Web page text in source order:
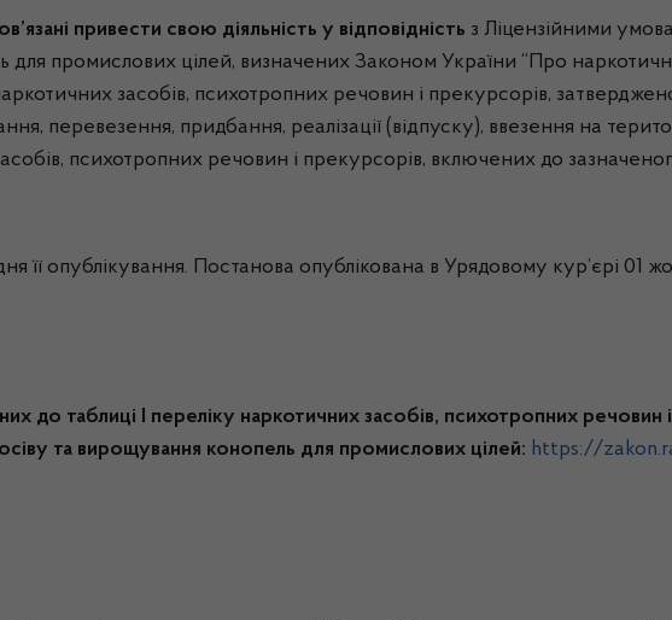
привести свою діяльність у відповідність з Ліцензійними
для промислових цілей, визначених Законом України “Про
засобів, психотропних речовин і прекурсорів,
перевезення, придбання, реалізації (відпуску), ввезення на
психотропних речовин і прекурсорів, включених до
її опублікування. Постанова опублікована в Урядовому кур’єрі 01
до таблиці I переліку наркотичних засобів, психотропних
та вирощування конопель для промислових цілей: https://